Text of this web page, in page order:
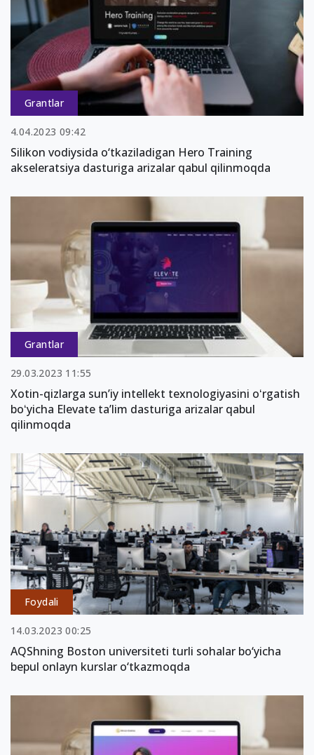
Grantlar
4.04.2023 09:42
Silikon vodiysida o‘tkaziladigan Hero Training
akseleratsiya dasturiga arizalar qabul qilinmoqda
Grantlar
29.03.2023 11:55
Xotin-qizlarga sun’iy intellekt texnologiyasini oʻrgatish
boʻyicha Elevate taʼlim dasturiga arizalar qabul
qilinmoqda
Foydali
14.03.2023 00:25
AQShning Boston universiteti turli sohalar bo‘yicha
bepul onlayn kurslar o‘tkazmoqda